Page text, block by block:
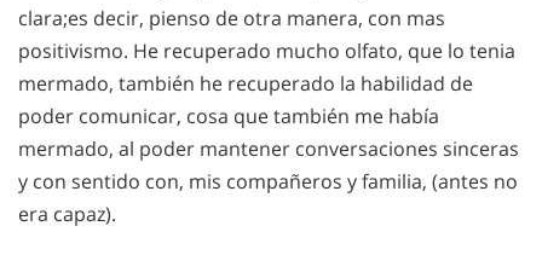
clara;es decir, pienso de otra manera, con mas
positivismo. He recuperado mucho olfato, que lo tenia
mermado, también he recuperado la habilidad de
poder comunicar, cosa que también me había
mermado, al poder mantener conversaciones sinceras
y con sentido con, mis compañeros y familia, (antes no
era capaz).